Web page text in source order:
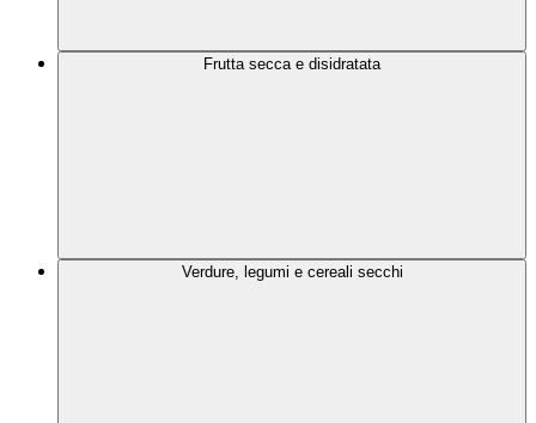
Frutta secca e disidratata
Verdure, legumi e cereali secchi